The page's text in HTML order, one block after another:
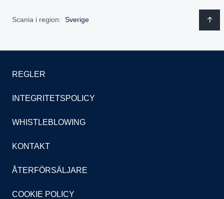
Scania i region: Sverige
REGLER
INTEGRITETSPOLICY
WHISTLEBLOWING
KONTAKT
ÅTERFÖRSÄLJARE
COOKIE POLICY